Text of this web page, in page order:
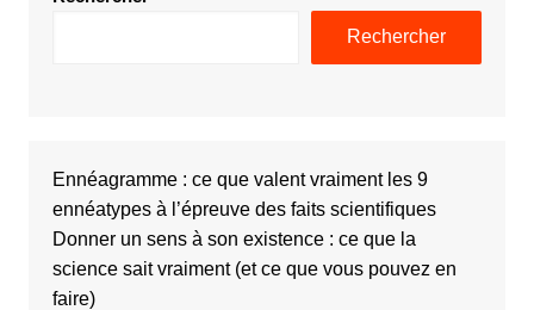
Rechercher
Ennéagramme : ce que valent vraiment les 9
ennéatypes à l’épreuve des faits scientifiques
Donner un sens à son existence : ce que la
science sait vraiment (et ce que vous pouvez en
faire)